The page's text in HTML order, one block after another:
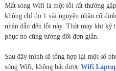
Mất sóng Wifi là một lỗi rất thường
không chỉ do 1 vài nguyên nhân cố
nhân dẫn đến lỗi này. Thật may khi kỹ
phục nó cũng tương đối đơn giản.
Sau đây mình sẽ tổng hợp lại một số
sóng Wifi, không bắt được Wifi